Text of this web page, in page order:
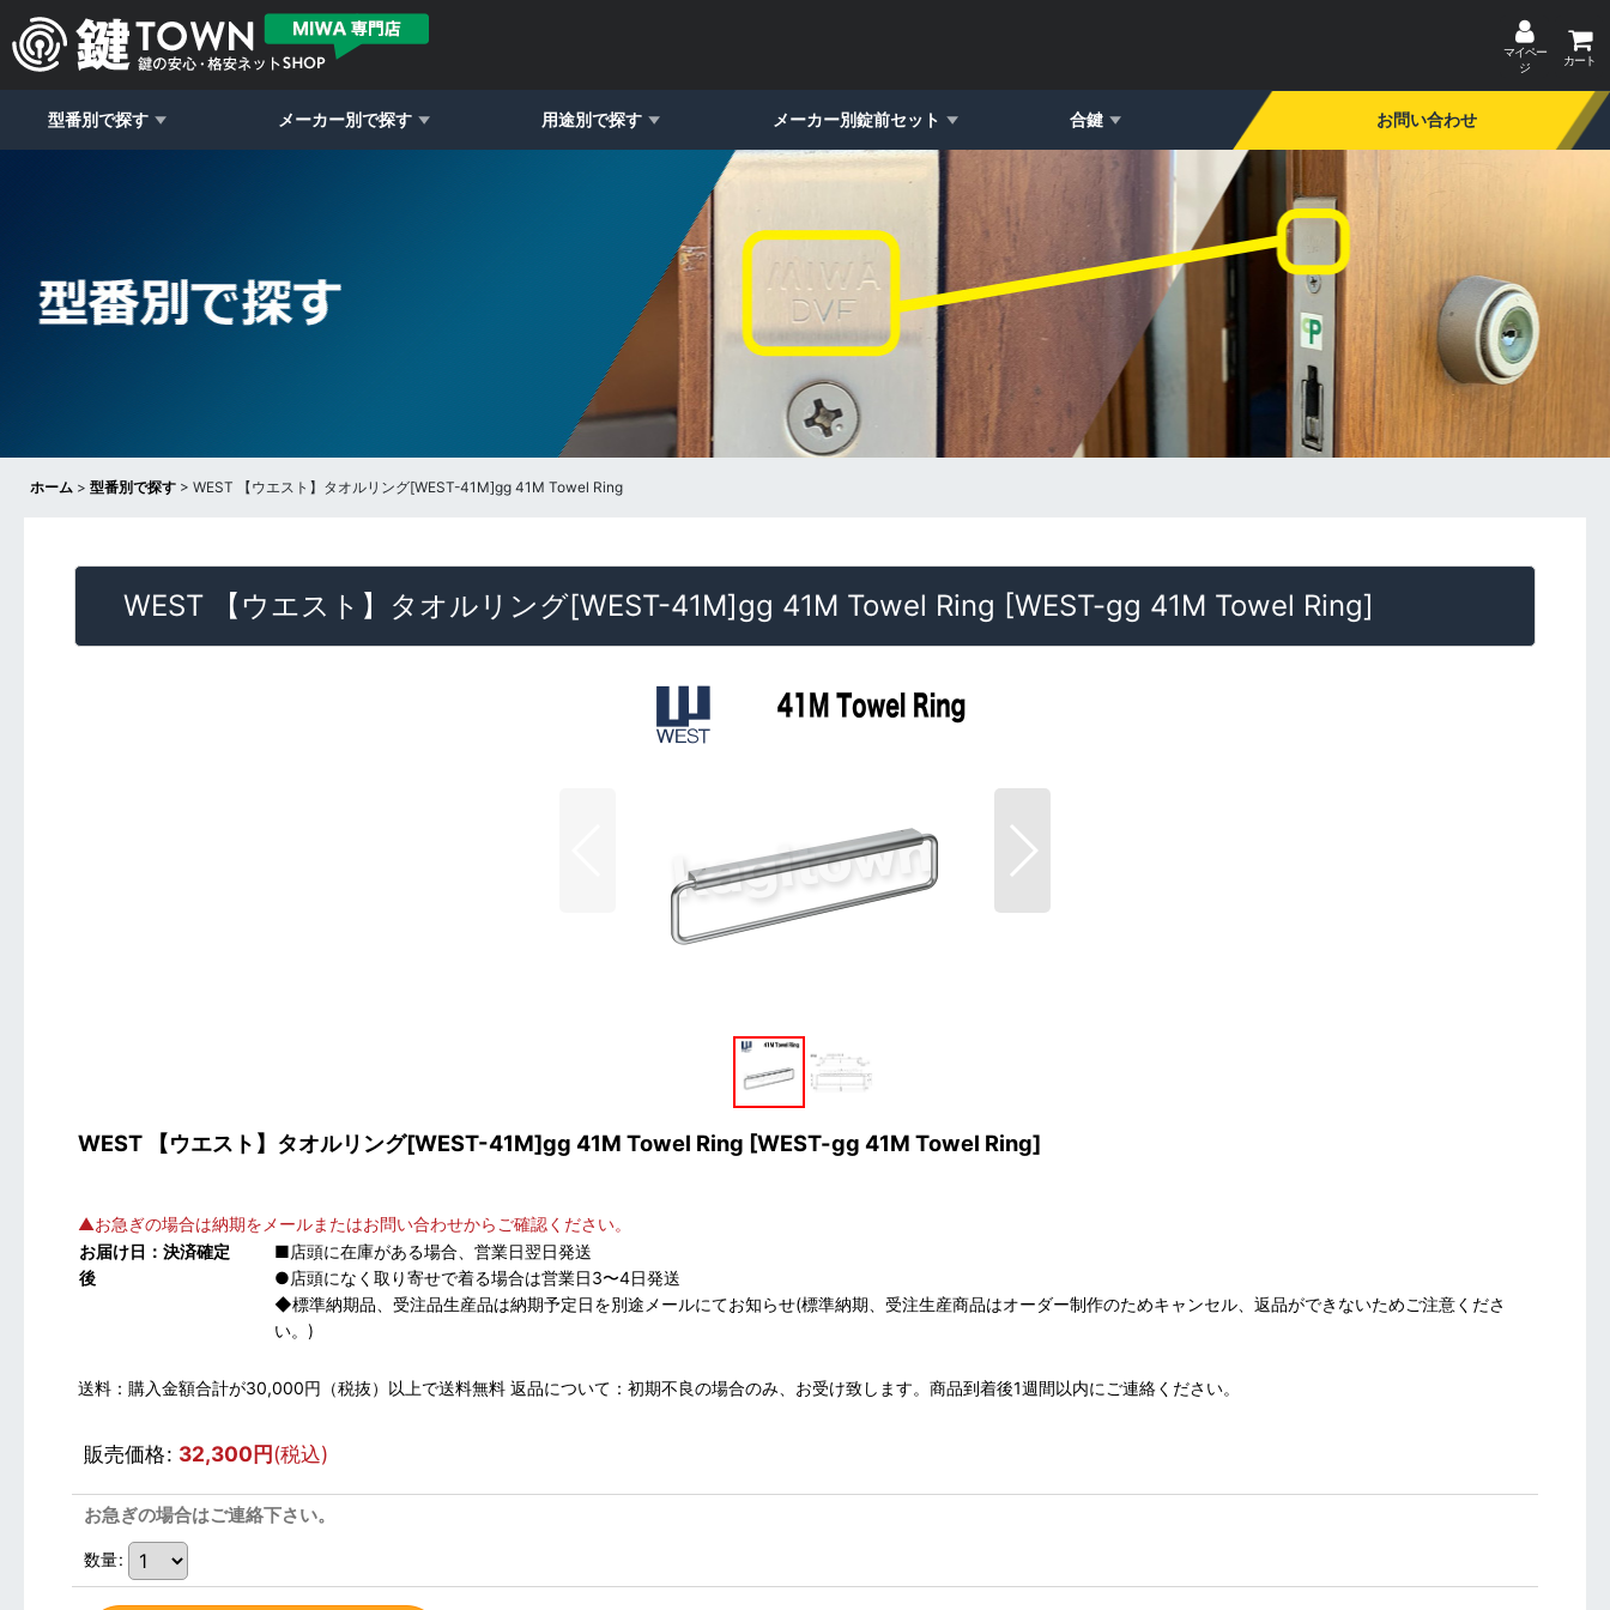
マイペー
ジ
カート
型番別で探す メーカー別で探す 用途別で探す メーカー別錠前セット 合鍵 お問い合わせ
ホーム > 型番別で探す > WEST 【ウエスト】タオルリング[WEST-41M]gg 41M Towel Ring
WEST 【ウエスト】タオルリング[WEST-41M]gg 41M Towel Ring [WEST-gg 41M Towel Ring]
WEST 【ウエスト】タオルリング[WEST-41M]gg 41M Towel Ring [WEST-gg 41M Towel Ring]
▲お急ぎの場合は納期をメールまたはお問い合わせからご確認ください。
お届け日：決済確定
後
■店頭に在庫がある場合、営業日翌日発送
●店頭になく取り寄せで着る場合は営業日3〜4日発送
◆標準納期品、受注品生産品は納期予定日を別途メールにてお知らせ(標準納期、受注生産商品はオーダー制作のためキャンセル、返品ができないためご注意くださ
い。)
送料：購入金額合計が30,000円（税抜）以上で送料無料 返品について：初期不良の場合のみ、お受け致します。商品到着後1週間以内にご連絡ください。
販売価格: 32,300円(税込)
お急ぎの場合はご連絡下さい。
数量: